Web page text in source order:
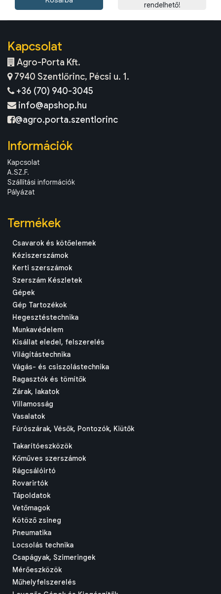
rendelhető!
Kapcsolat
Agro-Porta Kft.
7940 Szentlőrinc, Pécsi u. 1.
+36 (70) 940-3045
info@apshop.hu
@agro.porta.szentlorinc
Információk
Kapcsolat
A.SZ.F.
Szállítási információk
Pályázat
Termékek
Csavarok és kötőelemek
Kéziszerszámok
Kerti szerszámok
Szerszám Készletek
Gépek
Gép Tartozékok
Hegesztéstechnika
Munkavédelem
Kisállat eledel, felszerelés
Világítástechnika
Vágás- és csiszolástechnika
Ragasztók és tömítők
Zárak, lakatok
Villamosság
Vasalatok
Fúrószárak, Vésők, Pontozók, Kiütők
Takarítóeszközök
Kőműves szerszámok
Rágcsálóirtó
Rovarirtók
Tápoldatok
Vetőmagok
Kötöző zsineg
Pneumatika
Locsolás technika
Csapágyak, Szimeringek
Mérőeszközök
Műhelyfelszerelés